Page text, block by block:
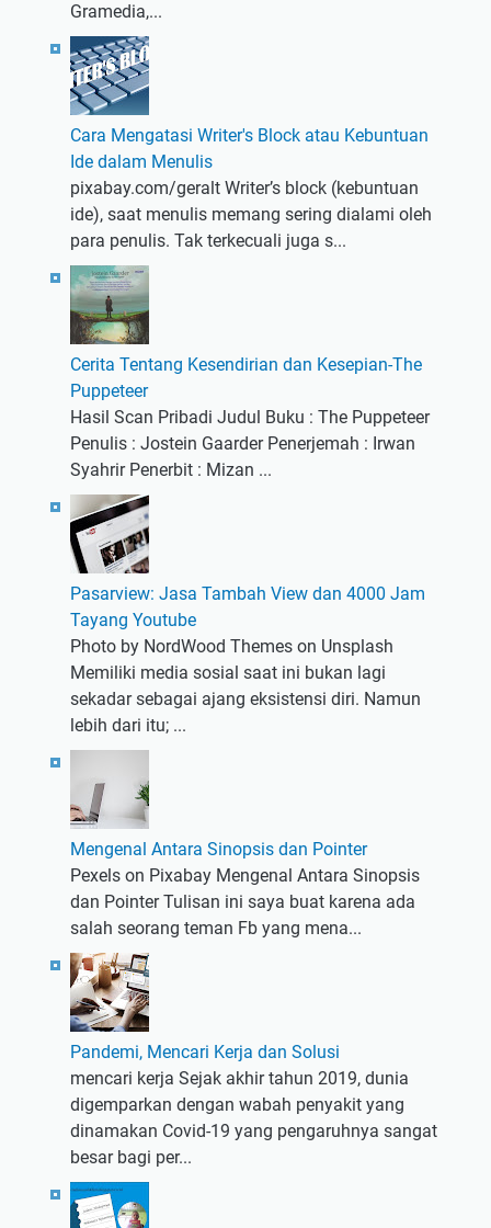
Gramedia,...
Cara Mengatasi Writer's Block atau Kebuntuan
Ide dalam Menulis
pixabay.com/geralt Writer’s block (kebuntuan
ide), saat menulis memang sering dialami oleh
para penulis. Tak terkecuali juga s...
Cerita Tentang Kesendirian dan Kesepian-The
Puppeteer
Hasil Scan Pribadi Judul Buku : The Puppeteer
Penulis : Jostein Gaarder Penerjemah : Irwan
Syahrir Penerbit : Mizan ...
Pasarview: Jasa Tambah View dan 4000 Jam
Tayang Youtube
Photo by NordWood Themes on Unsplash
Memiliki media sosial saat ini bukan lagi
sekadar sebagai ajang eksistensi diri. Namun
lebih dari itu; ...
Mengenal Antara Sinopsis dan Pointer
Pexels on Pixabay Mengenal Antara Sinopsis
dan Pointer Tulisan ini saya buat karena ada
salah seorang teman Fb yang mena...
Pandemi, Mencari Kerja dan Solusi
mencari kerja Sejak akhir tahun 2019, dunia
digemparkan dengan wabah penyakit yang
dinamakan Covid-19 yang pengaruhnya sangat
besar bagi per...